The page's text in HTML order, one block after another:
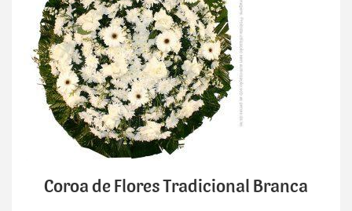
Coroa de Flores Tradicional Branca